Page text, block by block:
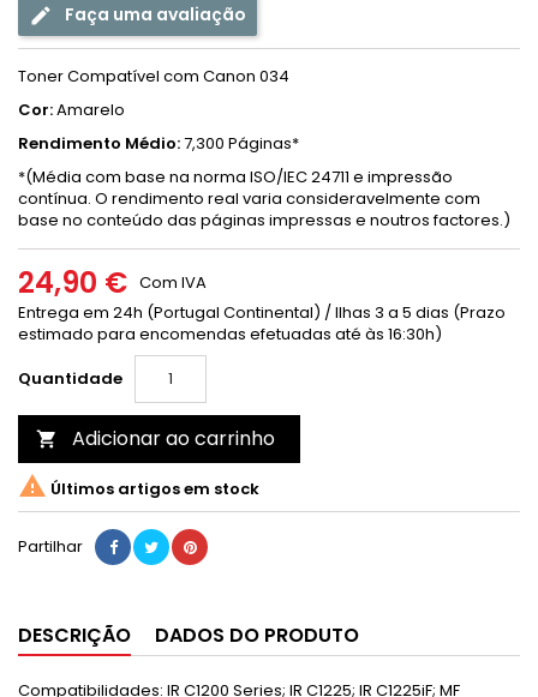
Faça uma avaliação
Toner Compatível com Canon 034
Cor:Amarelo
Rendimento Médio:7,300 Páginas*
*(Média com base na norma ISO/IEC 24711 e impressão
contínua. O rendimento real varia consideravelmente com
base no conteúdo das páginas impressas e noutros factores.)
24,90 € Com IVA
Entrega em 24h (Portugal Continental) / Ilhas 3 a 5 dias (Prazo
estimado para encomendas efetuadas até às 16:30h)
Quantidade
 Adicionar ao carrinho
 Últimos artigos em stock
Partilhar
DESCRIÇÃO DADOS DO PRODUTO
Compatibilidades: IR C1200 Series; IR C1225; IR C1225iF; MF